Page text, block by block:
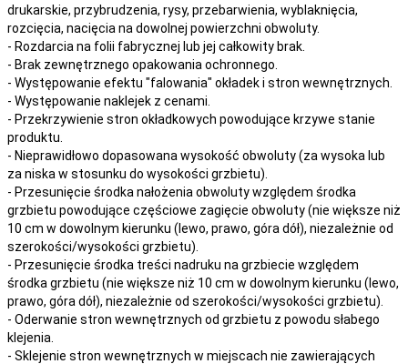
drukarskie, przybrudzenia, rysy, przebarwienia, wyblaknięcia,
rozcięcia, nacięcia na dowolnej powierzchni obwoluty.
- Rozdarcia na folii fabrycznej lub jej całkowity brak.
- Brak zewnętrznego opakowania ochronnego.
- Występowanie efektu "falowania" okładek i stron wewnętrznych.
- Występowanie naklejek z cenami.
- Przekrzywienie stron okładkowych powodujące krzywe stanie
produktu.
- Nieprawidłowo dopasowana wysokość obwoluty (za wysoka lub
za niska w stosunku do wysokości grzbietu).
- Przesunięcie środka nałożenia obwoluty względem środka
grzbietu powodujące częściowe zagięcie obwoluty (nie większe niż
10 cm w dowolnym kierunku (lewo, prawo, góra dół), niezależnie od
szerokości/wysokości grzbietu).
- Przesunięcie środka treści nadruku na grzbiecie względem
środka grzbietu (nie większe niż 10 cm w dowolnym kierunku (lewo,
prawo, góra dół), niezależnie od szerokości/wysokości grzbietu).
- Oderwanie stron wewnętrznych od grzbietu z powodu słabego
klejenia.
- Sklejenie stron wewnętrznych w miejscach nie zawierających